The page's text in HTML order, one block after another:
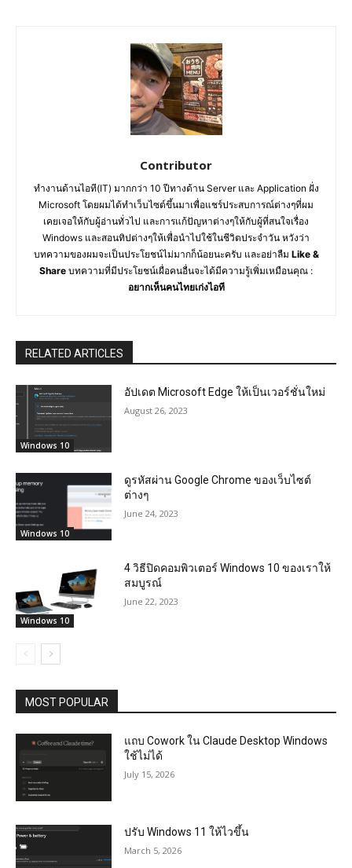
Contributor
ทำงานด้านไอที(IT) มากกว่า 10 ปีทางด้าน Server และ Application ฝั่ง
Microsoft โดยผมได้ทำเว็บไซต์ขึ้นมาเพื่อแชร์ประสบการณ์ต่างๆที่ผม
เคยเจอให้กับผู้อ่านทั่วไป และการแก้ปัญหาต่างๆให้กับผู้ที่สนใจเรื่อง
Windows และสอนทิปต่างๆให้เพื่อนำไปใช้ในชีวิตประจำวัน หวังว่า
บทความของผมจะเป็นประโยชน์ไม่มากก็น้อยนะครับ และอย่าลืม Like &
Share บทความที่มีประโยชน์เผื่อคนอื่นจะได้มีความรู้เพิ่มเหมือนคุณ :
อยากเห็นคนไทยเก่งไอที
RELATED ARTICLES
Windows 10
อัปเดต Microsoft Edge ให้เป็นเวอร์ชั่นใหม่
August 26, 2023
Windows 10
ดูรหัสผ่าน Google Chrome ของเว็บไซต์
ต่างๆ
June 24, 2023
Windows 10
4 วิธีปิดคอมพิวเตอร์ Windows 10 ของเราให้
สมบูรณ์
June 22, 2023
MOST POPULAR
แถบ Cowork ใน Claude Desktop Windows
ใช้ไม่ได้
July 15, 2026
ปรับ Windows 11 ให้ไวขึ้น
March 5, 2026